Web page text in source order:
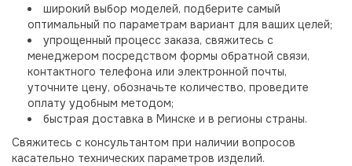
широкий выбор моделей, подберите самый
оптимальный по параметрам вариант для ваших целей;
упрощенный процесс заказа, свяжитесь с
менеджером посредством формы обратной связи,
контактного телефона или электронной почты,
уточните цену, обозначьте количество, проведите
оплату удобным методом;
быстрая доставка в Минске и в регионы страны.
Свяжитесь с консультантом при наличии вопросов
касательно технических параметров изделий.